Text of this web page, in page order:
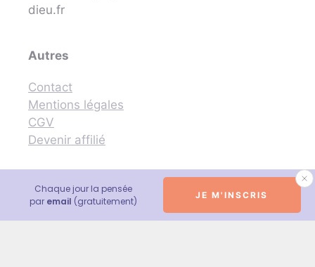
dieu.fr
Autres
Contact
Mentions légales
CGV
Devenir affilié
© 2026 Conversations avec Dieu - Neale Donald Walsch
Chaque jour la pensée
par email (gratuitement) JE M'INSCRIS